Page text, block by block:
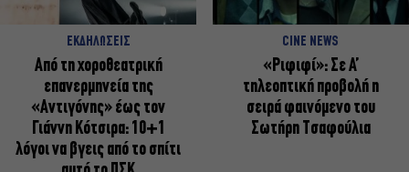
ΕΚΔΗΛΩΣΕΙΣ
Από τη χοροθεατρική
επανερμηνεία της
«Αντιγόνης» έως τον
Γιάννη Κότσιρα: 10+1
λόγοι να βγεις από το σπίτι
CINE NEWS
«Ριφιφί»: Σε Α’
τηλεοπτική προβολή η
σειρά φαινόμενο του
Σωτήρη Τσαφούλια